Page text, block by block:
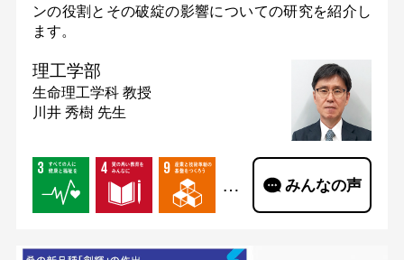
ンの役割とその破綻の影響についての研究を紹介し
ます。
理工学部
生命理工学科 教授
川井 秀樹 先生
… みんなの声